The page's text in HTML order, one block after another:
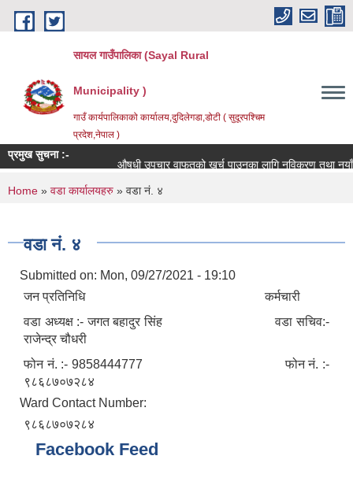
Skip to main content
सायल गाउँपालिका (Sayal Rural
Municipality )
गाउँ कार्यपालिकाको कार्यालय,दुदिलेगडा,डोटी ( सुदूरपश्चिम
प्रदेश,नेपाल )
प्रमुख सुचना :-
औषधी उपचार वाफतको खर्च पाउनका लागि नविकरण तथा नयाँ
You are here
Home » वडा कार्यालयहरु » वडा नं. ४
वडा नं. ४
Submitted on: Mon, 09/27/2021 - 19:10
जन प्रतिनिधि कर्मचारी
वडा अध्यक्ष :- जगत बहादुर सिंह वडा सचिव:-
राजेन्द्र चौधरी
फोन नं. :- 9858444777 फोन नं. :-
९८६८७०७२८४
Ward Contact Number:
९८६८७०७२८४
Facebook Feed